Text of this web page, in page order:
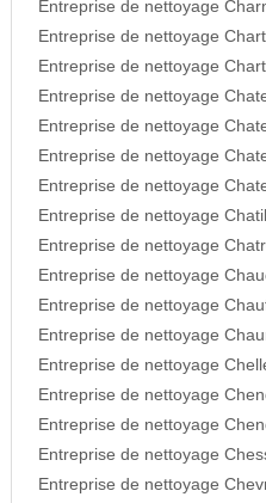
Entreprise de nettoyage
Entreprise de nettoyage
Entreprise de nettoyage
Entreprise de nettoyage
Entreprise de nettoyage
Entreprise de nettoyage
Entreprise de nettoyage
Entreprise de nettoyage
Entreprise de nettoyage
Entreprise de nettoyage
Entreprise de nettoyage
Entreprise de nettoyage
Entreprise de nettoyage
Entreprise de nettoyage
Entreprise de nettoyage
Entreprise de nettoyage
Entreprise de nettoyage